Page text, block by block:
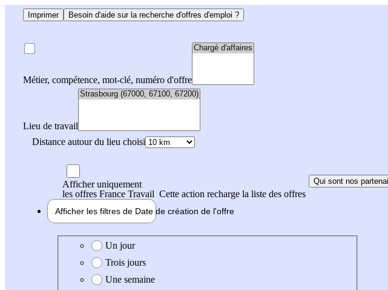
Imprimer Besoin d'aide sur la recherche d'offres d'emploi ?
Métier, compétence, mot-clé, numéro d'offre
Lieu de travail
Distance autour du lieu choisi
Afficher uniquement
les offres France Travail Cette action recharge la liste des offres
Qui sont nos
Afficher les filtres de Date de création de l'offre
Date de création de l'offre
Un jour
Trois jours
Une semaine